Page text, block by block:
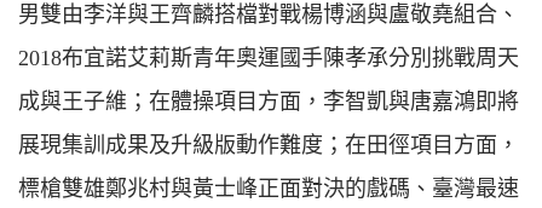
男雙由李洋與王齊麟搭檔對戰楊博涵與盧敬堯組合、
2018布宜諾艾莉斯青年奧運國手陳孝承分別挑戰周天
成與王子維；在體操項目方面，李智凱與唐嘉鴻即將
展現集訓成果及升級版動作難度；在田徑項目方面，
標槍雙雄鄭兆村與黃士峰正面對決的戲碼、臺灣最速